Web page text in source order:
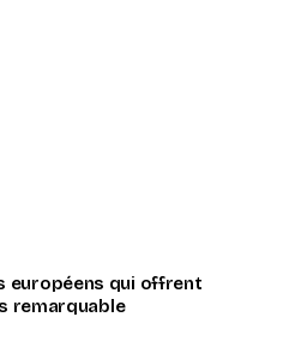
européens qui offrent
remarquable